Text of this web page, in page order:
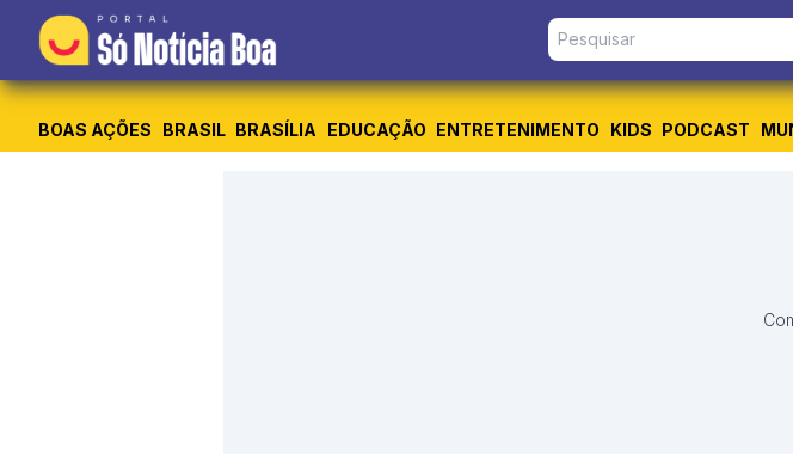
BOAS AÇÕES BRASIL BRASÍLIA EDUCAÇÃO ENTRETENIMENTO KIDS PODCAST